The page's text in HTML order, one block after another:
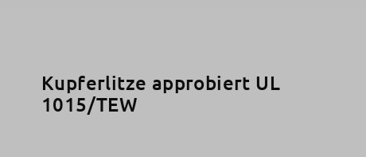
Kupferlitze approbiert UL
1015/TEW